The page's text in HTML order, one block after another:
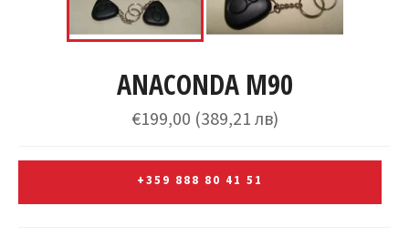
ANACONDA M90
Редовна
цена
€199,00 (389,21 лв)
+359 888 80 41 51